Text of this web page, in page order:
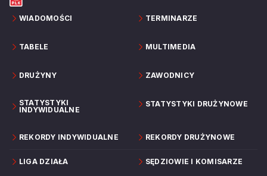
WIADOMOŚCI TERMINARZE
TABELE MULTIMEDIA
DRUŻYNY ZAWODNICY
STATYSTYKI
INDYWIDUALNE
STATYSTYKI DRUŻYNOWE
REKORDY INDYWIDUALNE REKORDY DRUŻYNOWE
LIGA DZIAŁA SĘDZIOWIE I KOMISARZE